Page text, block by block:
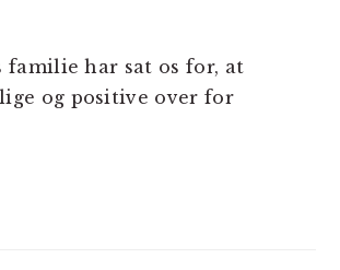
familie har sat os for, at
og positive over for